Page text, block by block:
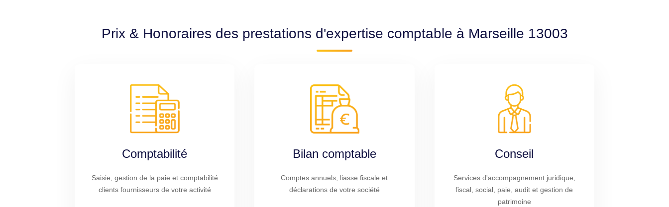
Prix & Honoraires des prestations d'expertise comptable à Marseille 13003
Comptabilité
Saisie, gestion de la paie et comptabilité
clients fournisseurs de votre activité
Bilan comptable
Comptes annuels, liasse fiscale et
déclarations de votre société
Conseil
Services d'accompagnement juridique,
fiscal, social, paie, audit et gestion de
patrimoine